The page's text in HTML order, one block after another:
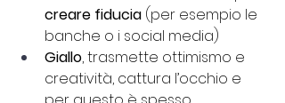
creare fiducia (per esempio le
banche o i social media)
Giallo, trasmette ottimismo e
creatività, cattura l’occhio e